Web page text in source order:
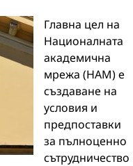
Главна цел на
Националната
академична
мрежа (НАМ) е
създаване на
условия и
предпоставки
за пълноценно
сътрудничество